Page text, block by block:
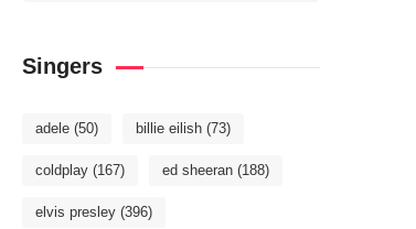
Singers
adele (50) billie eilish (73)
coldplay (167) ed sheeran (188)
elvis presley (396)